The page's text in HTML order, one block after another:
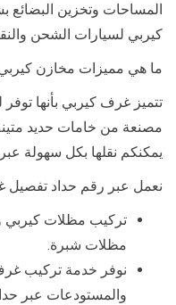
المساحات وتخزين
كيربي لسيارات الشحن
ما هي مميزات مخازن
تتميز غرف كيربي بأنها
مصنعة من خامات حديد
يمكنكم نقلها بكل سهولة
نعمل عبر رقم حداد تفصيل
تركيب مظلات
مظلات شبرة.
نوفر خدمة تركيب
والمستودعات عبر